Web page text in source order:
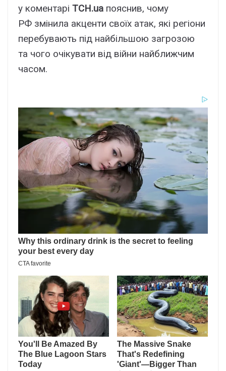
у коментарі ТСН.ua пояснив, чому
РФ змінила акценти своїх атак, які регіони
перебувають під найбільшою загрозою
та чого очікувати від війни найближчим
часом.